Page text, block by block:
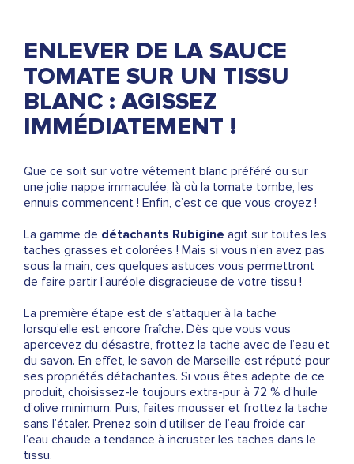
ENLEVER DE LA SAUCE
TOMATE SUR UN TISSU
BLANC : AGISSEZ
IMMÉDIATEMENT !
Que ce soit sur votre vêtement blanc préféré ou sur
une jolie nappe immaculée, là où la tomate tombe, les
ennuis commencent ! Enfin, c’est ce que vous croyez !
La gamme de détachants Rubigine agit sur toutes les
taches grasses et colorées ! Mais si vous n’en avez pas
sous la main, ces quelques astuces vous permettront
de faire partir l’auréole disgracieuse de votre tissu !
La première étape est de s’attaquer à la tache
lorsqu’elle est encore fraîche. Dès que vous vous
apercevez du désastre, frottez la tache avec de l’eau et
du savon. En effet, le savon de Marseille est réputé pour
ses propriétés détachantes. Si vous êtes adepte de ce
produit, choisissez-le toujours extra-pur à 72 % d’huile
d’olive minimum. Puis, faites mousser et frottez la tache
sans l’étaler. Prenez soin d’utiliser de l’eau froide car
l’eau chaude a tendance à incruster les taches dans le
tissu.